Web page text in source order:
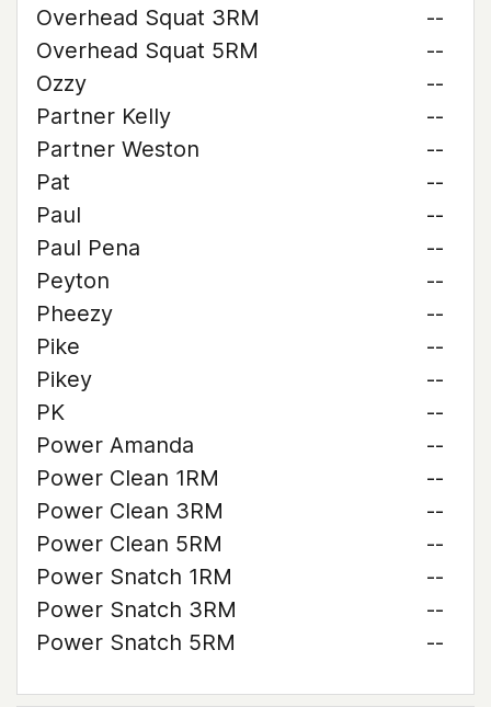
Overhead Squat 3RM
--
Overhead Squat 5RM
--
Ozzy
--
Partner Kelly
--
Partner Weston
--
Pat
--
Paul
--
Paul Pena
--
Peyton
--
Pheezy
--
Pike
--
Pikey
--
PK
--
Power Amanda
--
Power Clean 1RM
--
Power Clean 3RM
--
Power Clean 5RM
--
Power Snatch 1RM
--
Power Snatch 3RM
--
Power Snatch 5RM
--